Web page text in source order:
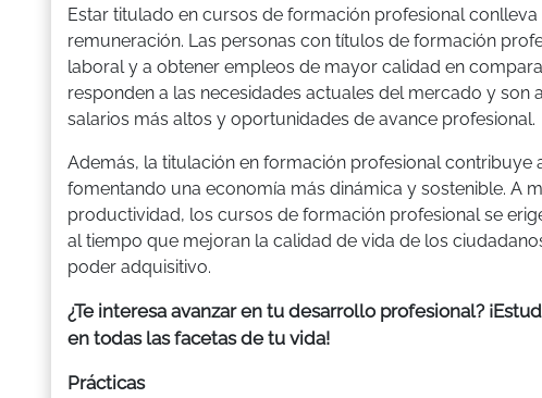
Estar titulado en cursos de formación profesional
remuneración. Las personas con títulos de formación
laboral y a obtener empleos de mayor calidad en
responden a las necesidades actuales del mercado y
salarios más altos y oportunidades de avance profesional.
Además, la titulación en formación profesional
fomentando una economía más dinámica y sostenible. A
productividad, los cursos de formación profesional se
al tiempo que mejoran la calidad de vida de los
poder adquisitivo.
¿Te interesa avanzar en tu desarrollo profesional?
en todas las facetas de tu vida!
Prácticas